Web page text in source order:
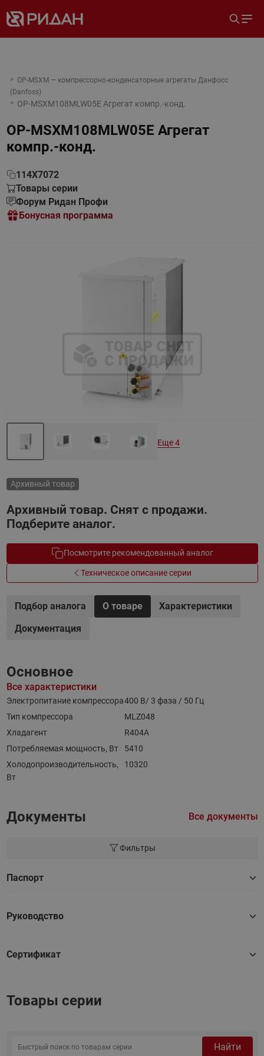
OP-MSXM — компрессорно-конденсаторные агрегаты Данфосс
(Danfoss)
OP-MSXM108MLW05E Агрегат компр.-конд.
OP-MSXM108MLW05E Агрегат
компр.-конд.
114X7072
Товары серии
Форум Ридан Профи
Бонусная программа
Архивный товар
Архивный товар. Снят с продажи.
Подберите аналог.
Посмотрите рекомендованный аналог
Техническое описание серии
Еще 4
Подбор аналога О товаре
Характеристики
Документация
Основное
Все характеристики
Электропитание компрессора400 В/ 3 фаза / 50 Гц
Тип компрессора
MLZ048
Хладагент
R404A
Потребляемая мощность, Вт
5410
Холодопроизводительность,
Вт
10320
Документы Все документы
Фильтры
Паспорт
Руководство
Сертификат
Товары серии
Найти